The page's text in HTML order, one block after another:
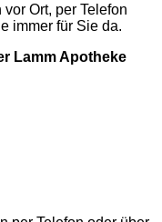
Ort, per Telefon
immer für Sie da.
Lamm Apotheke